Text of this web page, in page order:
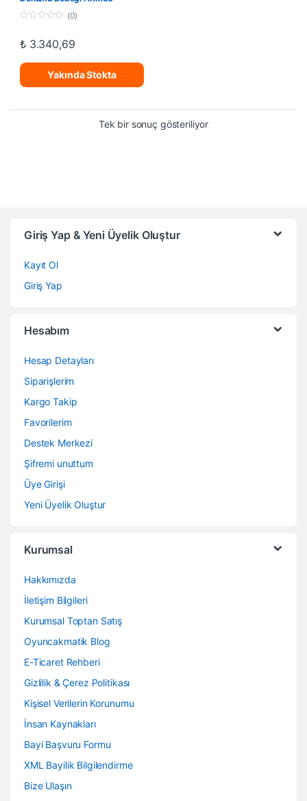
u
f
(0)
₺3.340,69
Yakında Stokta
Tek bir sonuç gösteriliyor
Giriş Yap & Yeni Üyelik Oluştur
Kayıt Ol
Giriş Yap
Hesabım
Hesap Detayları
Siparişlerim
Kargo Takip
Favorilerim
Destek Merkezi
Şifremi unuttum
Üye Girişi
Yeni Üyelik Oluştur
Kurumsal
Hakkımızda
İletişim Bilgileri
Kurumsal Toptan Satış
Oyuncakmatik Blog
E-Ticaret Rehberi
Gizlilik & Çerez Politikası
Kişisel Verilerin Korunumu
İnsan Kaynakları
Bayi Başvuru Formu
XML Bayilik Bilgilendirme
Bize Ulaşın